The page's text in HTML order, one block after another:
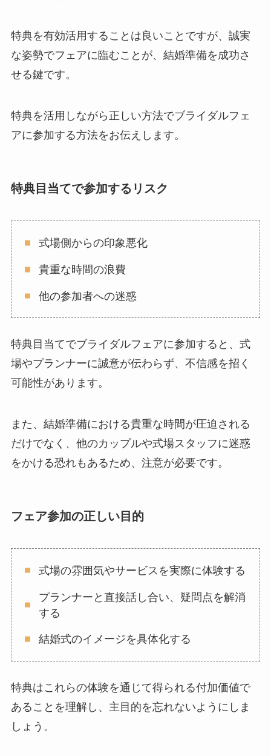
特典を有効活用することは良いことですが、誠実
な姿勢でフェアに臨むことが、結婚準備を成功さ
せる鍵です。
特典を活用しながら正しい方法でブライダルフェ
アに参加する方法をお伝えします。
特典目当てで参加するリスク
式場側からの印象悪化
貴重な時間の浪費
他の参加者への迷惑
特典目当てでブライダルフェアに参加すると、式
場やプランナーに誠意が伝わらず、不信感を招く
可能性があります。
また、結婚準備における貴重な時間が圧迫される
だけでなく、他のカップルや式場スタッフに迷惑
をかける恐れもあるため、注意が必要です。
フェア参加の正しい目的
式場の雰囲気やサービスを実際に体験する
プランナーと直接話し合い、疑問点を解消
する
結婚式のイメージを具体化する
特典はこれらの体験を通じて得られる付加価値で
あることを理解し、主目的を忘れないようにしま
しょう。